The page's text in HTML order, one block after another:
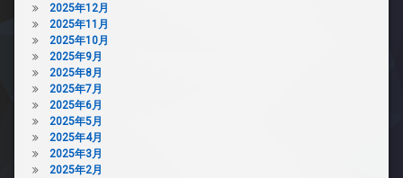
2025年12月
2025年11月
2025年10月
2025年9月
2025年8月
2025年7月
2025年6月
2025年5月
2025年4月
2025年3月
2025年2月